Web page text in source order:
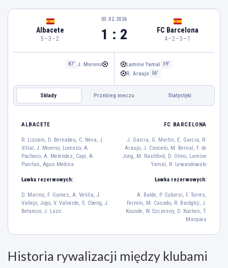
Albacete
5–3–2
03.02.2026
1 : 2 FC Barcelona
4–2–3–1
87' J. Moreno Lamine Yamal 39'
R. Araujo 56'
Składy Przebieg meczu Statystyki
FC BARCELONA
D. Bernabeu
27
C. Neva
21
J. Moreno
5
Lorenzo
2
A. Puertas
7
Agus Medina
4
M. Rashford D. Olmo Lamine Yamal
R. Lewandowski
ALBACETE FC BARCELONA
R. Lizoain, D. Bernabeu, C. Neva, J.
Villar, J. Moreno, Lorenzo, A.
Pacheco, A. Melendez, Capi, A.
Puertas, Agus Medina
J. Garcia, G. Martin, E. Garcia, R.
Araujo, J. Cancelo, M. Bernal, F. de
Jong, M. Rashford, D. Olmo, Lamine
Yamal, R. Lewandowski
Ławka rezerwowych: Ławka rezerwowych:
D. Marino, F. Gamez, A. Velilla, J.
Vallejo, Jogo, V. Valverde, S. Obeng, J.
Betancor, J. Lazo
A. Balde, P. Cubarsi, F. Torres,
Fermín, M. Casado, R. Bardghji, J.
Kounde, W. Szczesny, D. Kochen, T.
Marques
Historia rywalizacji między klubami